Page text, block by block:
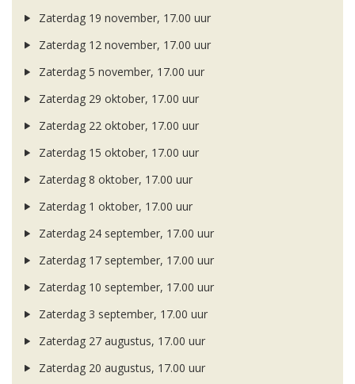
Zaterdag 19 november, 17.00 uur
Zaterdag 12 november, 17.00 uur
Zaterdag 5 november, 17.00 uur
Zaterdag 29 oktober, 17.00 uur
Zaterdag 22 oktober, 17.00 uur
Zaterdag 15 oktober, 17.00 uur
Zaterdag 8 oktober, 17.00 uur
Zaterdag 1 oktober, 17.00 uur
Zaterdag 24 september, 17.00 uur
Zaterdag 17 september, 17.00 uur
Zaterdag 10 september, 17.00 uur
Zaterdag 3 september, 17.00 uur
Zaterdag 27 augustus, 17.00 uur
Zaterdag 20 augustus, 17.00 uur